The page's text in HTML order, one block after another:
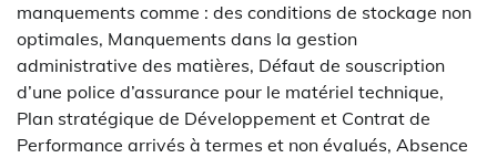
manquements comme : des conditions de stockage non
optimales, Manquements dans la gestion
administrative des matières, Défaut de souscription
d’une police d’assurance pour le matériel technique,
Plan stratégique de Développement et Contrat de
Performance arrivés à termes et non évalués, Absence